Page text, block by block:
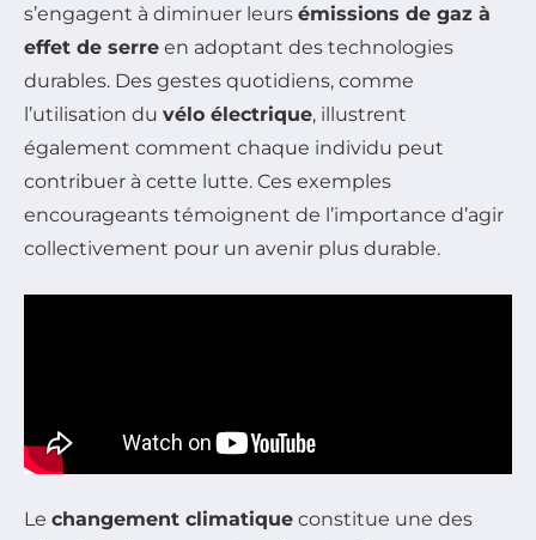
s’engagent à diminuer leurs émissions de gaz à
effet de serre en adoptant des technologies
durables. Des gestes quotidiens, comme
l’utilisation du vélo électrique, illustrent
également comment chaque individu peut
contribuer à cette lutte. Ces exemples
encourageants témoignent de l’importance d’agir
collectivement pour un avenir plus durable.
Le changement climatique constitue une des